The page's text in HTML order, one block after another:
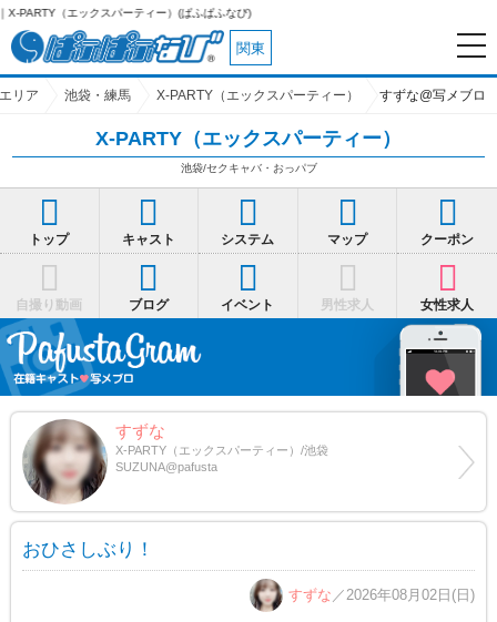
(ぱふぱふなび)
関東
リア 池袋・練馬 X-PARTY（エックスパーティー） すずな@写メブロ
X-PARTY（エックスパーティー）
池袋/セクキャバ・おっパブ
トップ キャスト システム マップ クーポン
自撮り動画 ブログ イベント 男性求人 女性求人
すずな
X-PARTY（エックスパーティー）/池袋
SUZUNA@pafusta
おひさしぶり！
すずな ／2026年08月02日(日)